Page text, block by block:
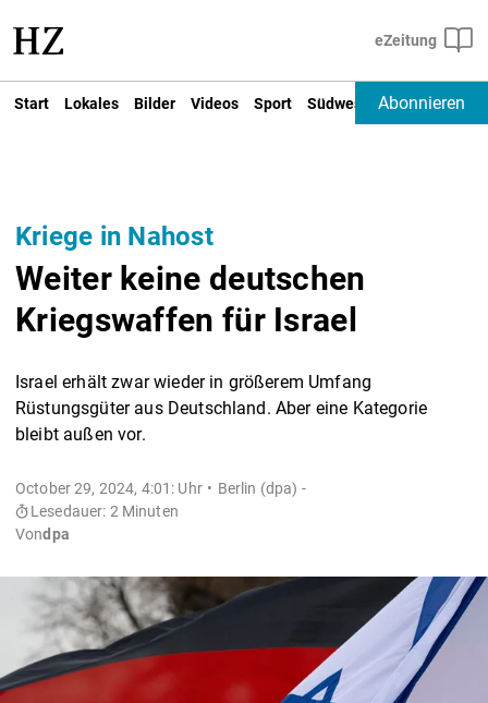
Start Lokales Bilder Videos Sport Südwest Deutschland
Abonnieren
Kriege in Nahost
Weiter keine deutschen
Kriegswaffen für Israel
Israel erhält zwar wieder in größerem Umfang
Rüstungsgüter aus Deutschland. Aber eine Kategorie
bleibt außen vor.
October 29, 2024, 4:01: Uhr
Berlin (dpa) -
Lesedauer: 2 Minuten
Vondpa